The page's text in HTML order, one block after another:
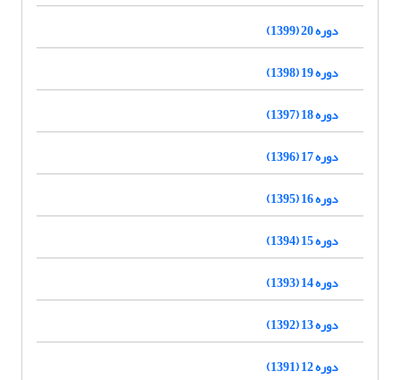
دوره 20 (1399)
دوره 19 (1398)
دوره 18 (1397)
دوره 17 (1396)
دوره 16 (1395)
دوره 15 (1394)
دوره 14 (1393)
دوره 13 (1392)
دوره 12 (1391)